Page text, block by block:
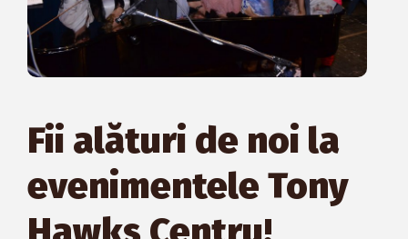
Fii alături de noi la
evenimentele Tony